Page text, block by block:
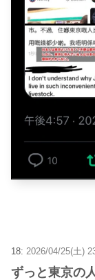
18: 2026/04/25(土)
ずっと東京の